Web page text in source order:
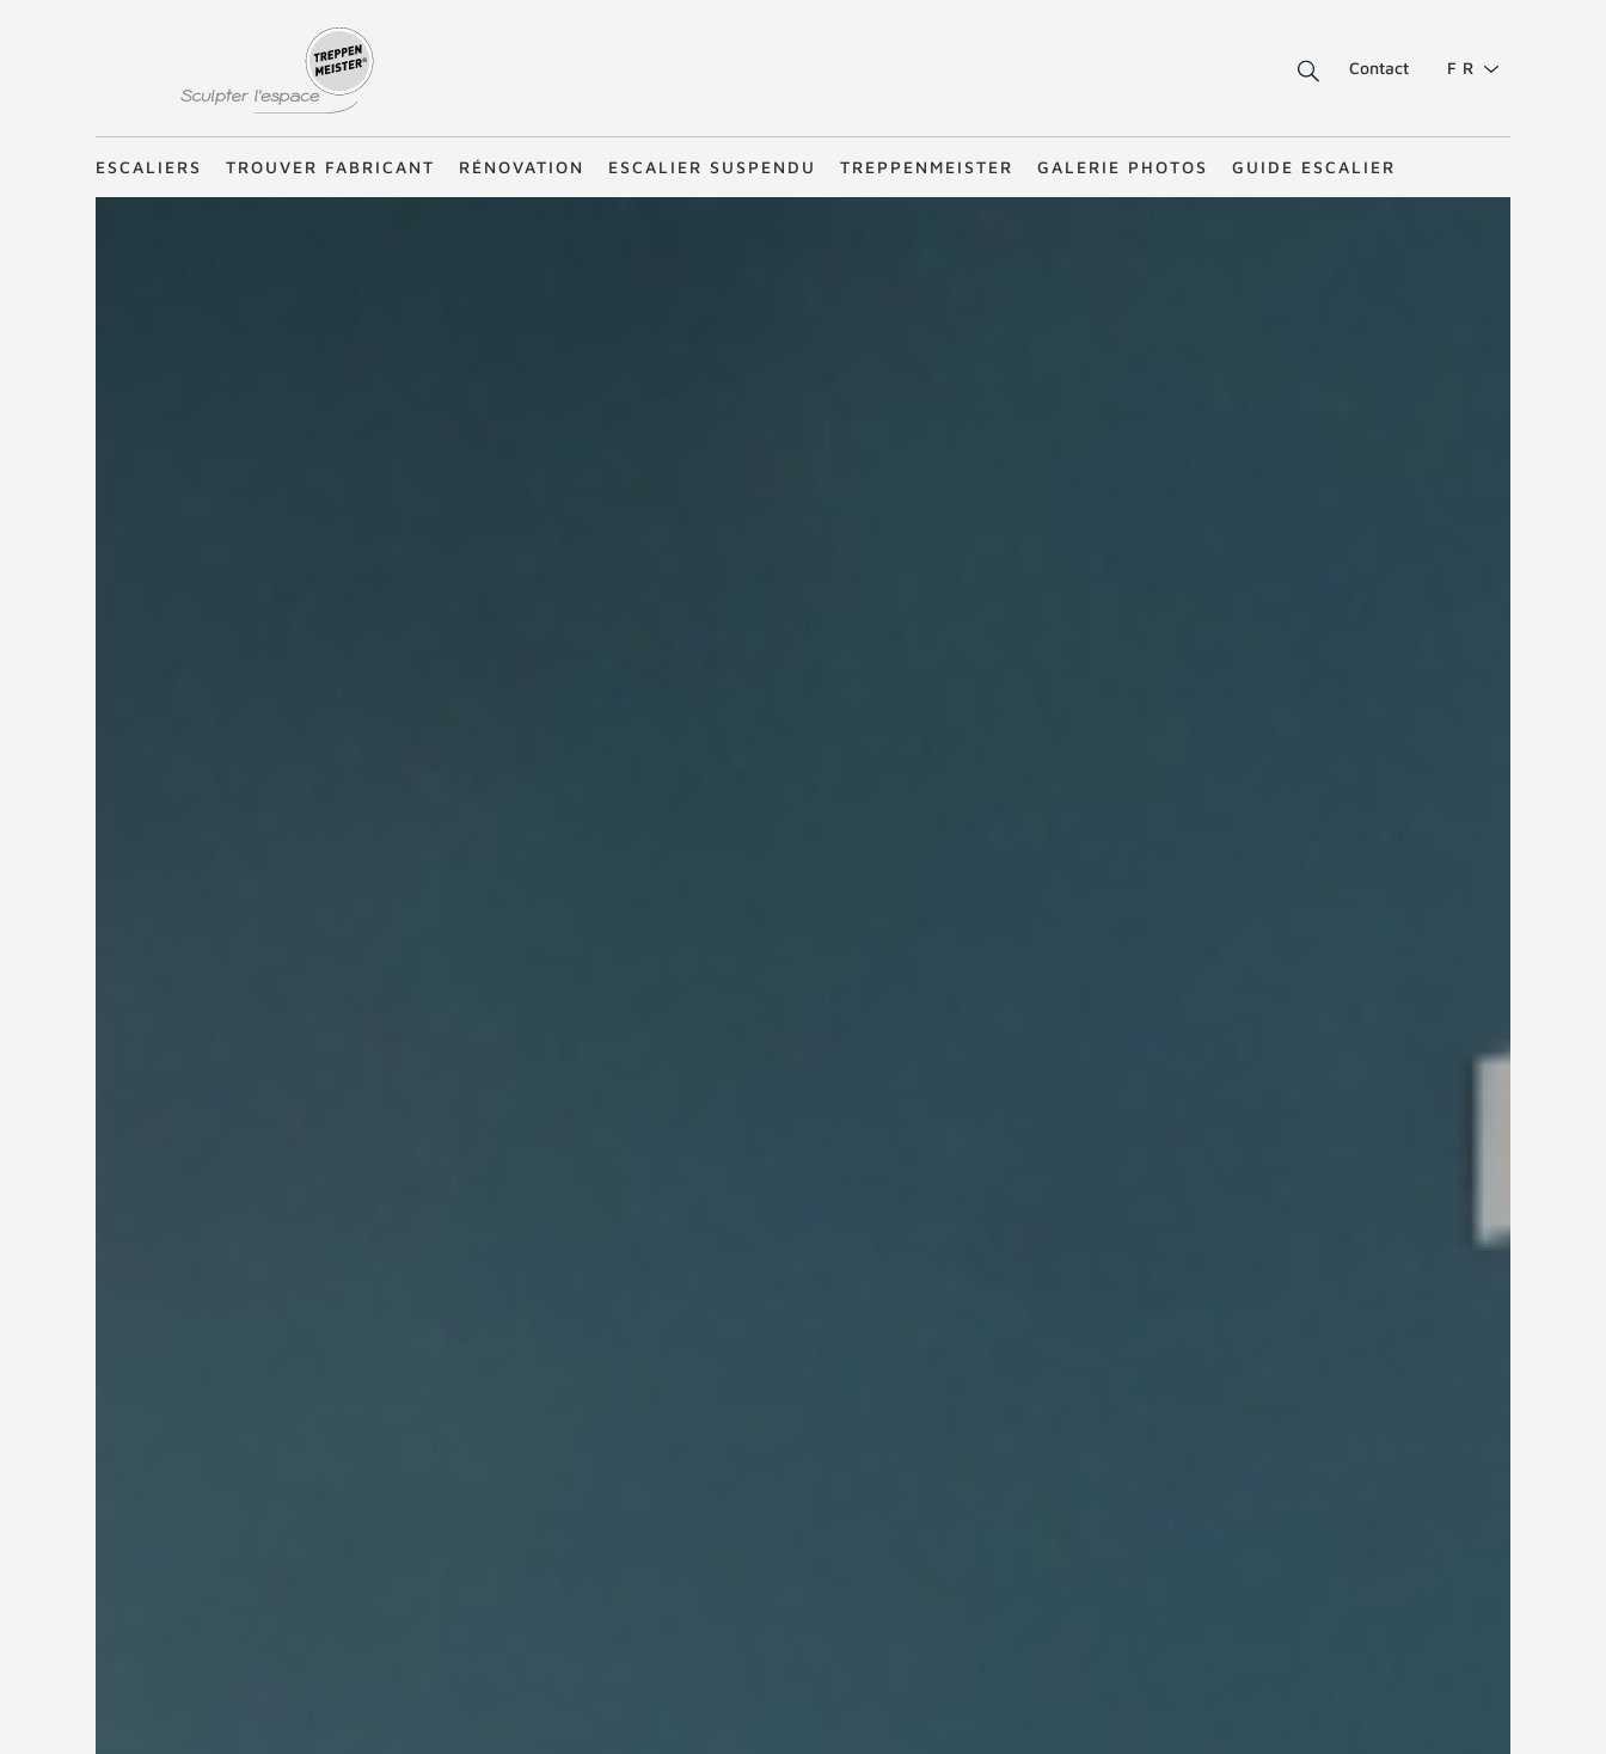
Treppenmeister - Sculpter l'espace
Contact FR
ESCALIERS TROUVER FABRICANT RÉNOVATION ESCALIER SUSPENDU TREPPENMEISTER GALERIE PHOTOS GUIDE ESCALIER